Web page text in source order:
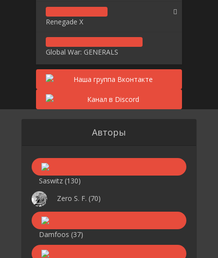
Renegade X
Global War: GENERALS
Авторы
Saswitz (130)
Zero S. F. (70)
Damfoos (37)